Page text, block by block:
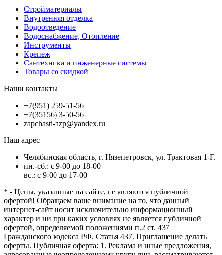
Стройматериалы
Внутренняя отделка
Водоотведение
Водоснабжение, Отопление
Инструменты
Крепеж
Сантехника и инженерные системы
Товары со скидкой
Наши контакты
+7(951) 259-51-56
+7(35156) 3-50-56
zapchasti-nzp@yandex.ru
Наш адрес
Челябинская область, г. Нязепетровск, ул. Трактовая 1-Г.
пн.-сб.: с 9-00 до 18-00
вс.: с 9-00 до 17-00
* - Цены, указанные на сайте, не являются публичной
офертой! Обращаем ваше внимание на то, что данный
интернет-сайт носит исключительно информационный
характер и ни при каких условиях не является публичной
офертой, определяемой положениями п.2 ст. 437
Гражданского кодекса РФ. Статья 437. Приглашение делать
оферты. Публичная оферта: 1. Реклама и иные предложения,